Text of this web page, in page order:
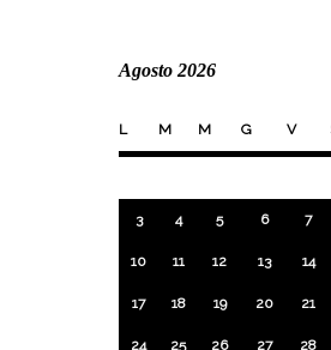
Agosto 2026
L M M G V
3 4 5 6 7
10 11 12 13 14
17 18 19 20 21
24 25 26 27 28